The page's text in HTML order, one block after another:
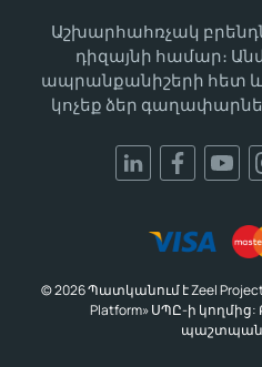
Աշխարհահռչակ
դիզայնի համար։
ապրանքանիշերի հետ և
կոչեք ձեր
© 2026 Պատկանում է Zeel
Platform» ՍՊԸ-ի